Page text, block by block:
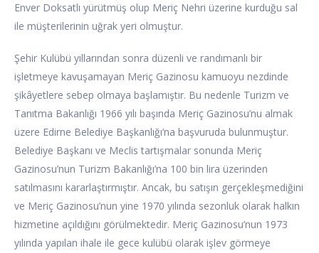
Enver Doksatlı yürütmüş olup Meriç Nehri üzerine kurduğu sal
ile müşterilerinin uğrak yeri olmuştur.
Şehir Kulübü yıllarından sonra düzenli ve randımanlı bir
işletmeye kavuşamayan Meriç Gazinosu kamuoyu nezdinde
şikâyetlere sebep olmaya başlamıştır. Bu nedenle Turizm ve
Tanıtma Bakanlığı 1966 yılı başında Meriç Gazinosu’nu almak
üzere Edirne Belediye Başkanlığı’na başvuruda bulunmuştur.
Belediye Başkanı ve Meclis tartışmalar sonunda Meriç
Gazinosu’nun Turizm Bakanlığı’na 100 bin lira üzerinden
satılmasını kararlaştırmıştır. Ancak, bu satışın gerçekleşmediğini
ve Meriç Gazinosu’nun yine 1970 yılında sezonluk olarak halkın
hizmetine açıldığını görülmektedir. Meriç Gazinosu’nun 1973
yılında yapılan ihale ile gece kulübü olarak işlev görmeye